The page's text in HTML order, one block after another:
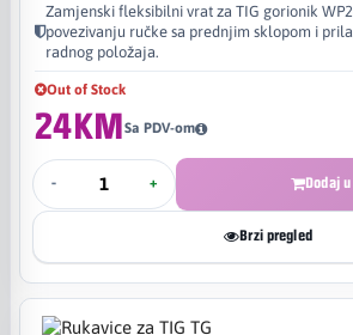
Zamjenski fleksibilni vrat za TIG gorionik
povezivanju ručke sa prednjim sklopom i
radnog položaja.
Out of Stock
24KMSa PDV-om
- + Dodaj
Brzi pregled